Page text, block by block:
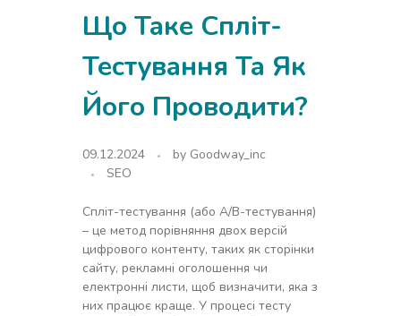
Що Таке Спліт-
Тестування Та Як
Його Проводити?
09.12.2024 by Goodway_inc
SEO
Спліт-тестування (або A/B-тестування)
– це метод порівняння двох версій
цифрового контенту, таких як сторінки
сайту, рекламні оголошення чи
електронні листи, щоб визначити, яка з
них працює краще. У процесі тесту